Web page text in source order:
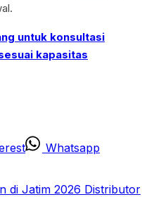
untuk konsultasi
kapasitas
Whatsapp
Distributor